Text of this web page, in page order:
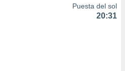
Puesta del sol
20:31